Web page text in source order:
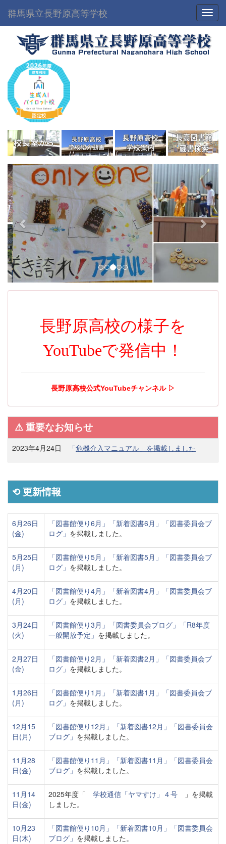
群馬県立長野原高等学校
p
r
e
v
i
o
u
s
n
e
x
t
長野原高校の様子を
YouTubeで発信中！
長野原高校公式YouTubeチャンネル ▷
⚠︎ 重要なお知らせ
2023年4月24日 「危機介入マニュアル」を掲載しました
⟲ 更新情報
6月26日
(金)
「図書館便り6月」 「新着図書6月」
「図書委員会ブ
ログ」 を掲載しました。
5月25日
(月)
「図書館便り5月」 「新着図書5月」
「図書委員会ブ
ログ」 を掲載しました。
4月20日
(月)
「図書館便り4月」 「新着図書4月」
「図書委員会ブ
ログ」 を掲載しました。
3月24日
(火)
「図書館便り3月」 「図書委員会ブログ」
「R8年度
一般開放予定」 を掲載しました。
2月27日
(金)
「図書館便り2月」 「新着図書2月」
「図書委員会ブ
ログ」 を掲載しました。
1月26日
(月)
「図書館便り1月」 「新着図書1月」
「図書委員会ブ
ログ」 を掲載しました。
12月15
日(月)
「図書館便り12月」 「新着図書12月」
「図書委員会
ブログ」 を掲載しました。
11月28
日(金)
「図書館便り11月」 「新着図書11月」
「図書委員会
ブログ」 を掲載しました。
11月14
日(金)
2025年度「 学校通信「ヤマすけ」４号 」を掲載
しました。
10月23
日(木)
「図書館便り10月」 「新着図書10月」
「図書委員会
ブログ」 を掲載しました。